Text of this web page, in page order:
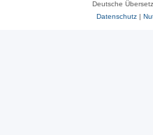
Deutsche
Datenschutz|